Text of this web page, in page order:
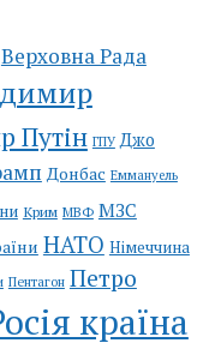
Верховна Рада
Путін ГПУ Джо
Донбас Еммануель
Крим МВФ МЗС
НАТО Німеччина
Пентагон Петро
країна